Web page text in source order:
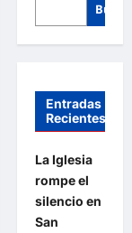
Entradas
Recientes
La Iglesia
rompe el
silencio en
San